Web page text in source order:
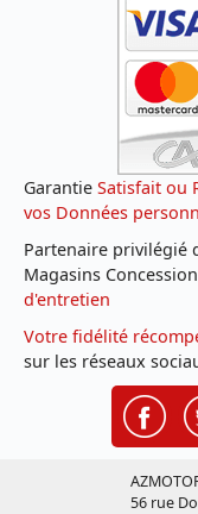
Garantie Satisfait ou
vos Données
Partenaire privilégié
Magasins Concession
d'entretien
Votre fidélité
sur les réseaux
56 rue